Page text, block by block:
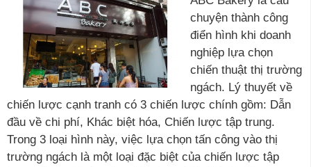
chuyện thành công
điển hình khi doanh
nghiệp lựa chọn
chiến thuật thị trường
ngách. Lý thuyết về
chiến lược cạnh tranh có 3 chiến lược chính gồm: Dẫn
đầu về chi phí, Khác biệt hóa, Chiến lược tập trung.
Trong 3 loại hình này, việc lựa chọn tấn công vào thị
trường ngách là một loại đặc biệt của chiến lược tập